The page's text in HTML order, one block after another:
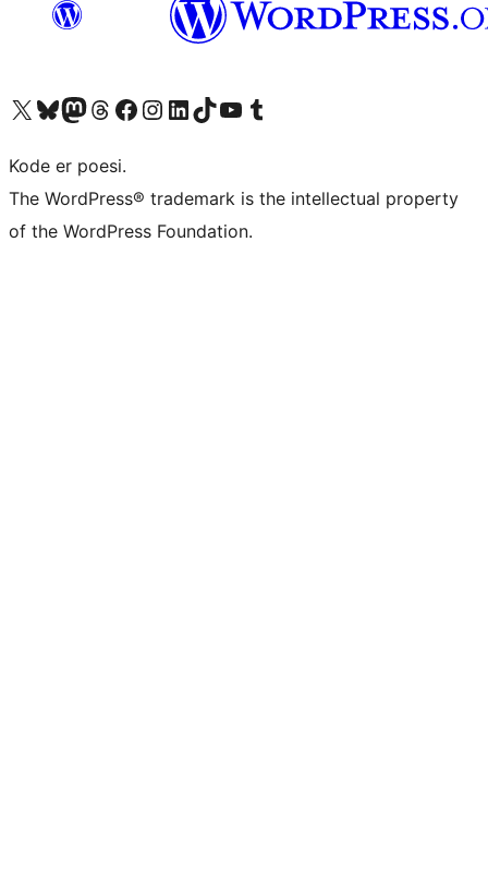
Besøg vores X (tidligere Twitter) konto
Besøg vores Bluesky-konto
Besøg vores Mastodon konto
Besøg vores Threads-konto
Besøg vores Facebook sideBesøg vores Instagram konto
Besøg vores LinkedIn konto
Besøg vores TikTok-konto
Besøg vores YouTube-kanalBesøg vores Tumblr-konto
Kode er poesi.
The WordPress® trademark is the intellectual property
of the WordPress Foundation.